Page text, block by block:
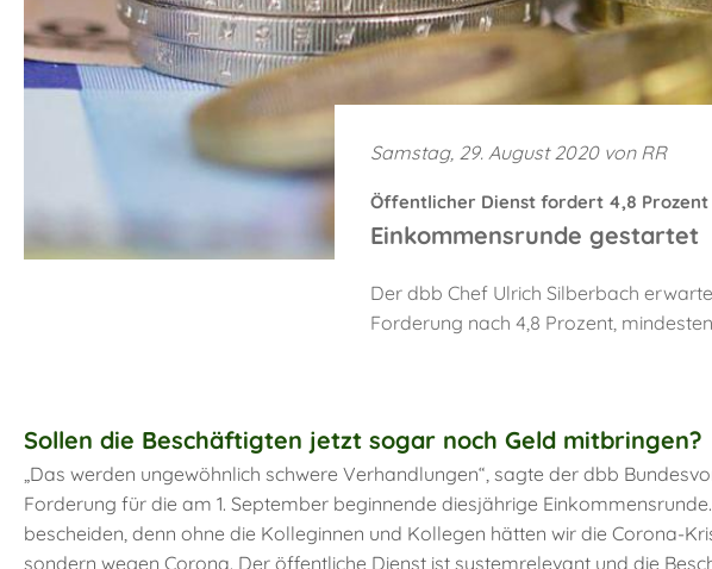
Samstag, 29. August 2020 von RR
Öffentlicher Dienst fordert 4,8 Prozent
Einkommensrunde gestartet
Der dbb Chef Ulrich Silberbach
Forderung nach 4,8 Prozent,
Sollen die Beschäftigten jetzt sogar noch Geld mitbringen?
„Das werden ungewöhnlich schwere Verhandlungen“, sagte der dbb
Forderung für die am 1. September beginnende diesjährige
bescheiden, denn ohne die Kolleginnen und Kollegen hätten wir die Corona-
sondern wegen Corona. Der öffentliche Dienst ist systemrelevant und die